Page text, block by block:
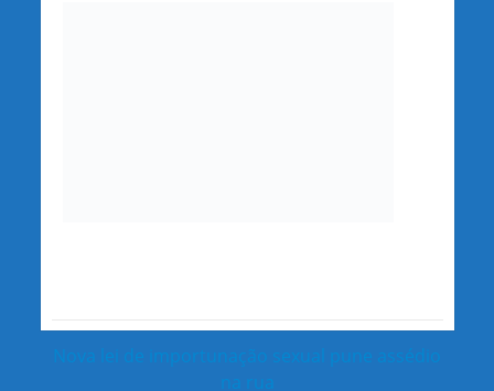
Nova lei de importunação sexual pune assédio
na rua